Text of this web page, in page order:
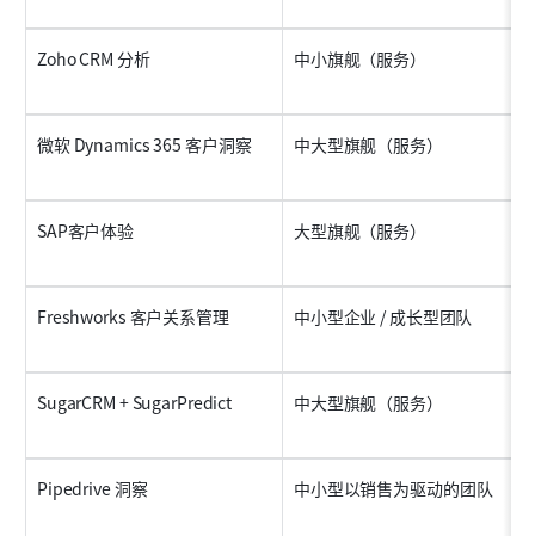
Zoho CRM 分析 中小旗舰（服务）
微软 Dynamics 365 客户洞察 中大型旗舰（服务）
SAP客户体验 大型旗舰（服务）
Freshworks 客户关系管理 中小型企业 / 成长型团队
SugarCRM + SugarPredict 中大型旗舰（服务）
Pipedrive 洞察 中小型以销售为驱动的团队